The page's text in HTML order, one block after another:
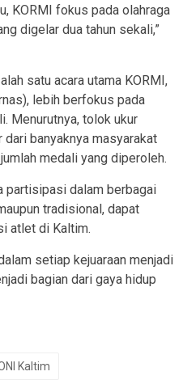
KORMI fokus pada olahraga
digelar dua tahun sekali,”
satu acara utama KORMI,
lebih berfokus pada
Menurutnya, tolok ukur
banyaknya masyarakat
medali yang diperoleh.
partisipasi dalam berbagai
tradisional, dapat
atlet di Kaltim.
setiap kejuaraan menjadi
bagian dari gaya hidup
Kaltim